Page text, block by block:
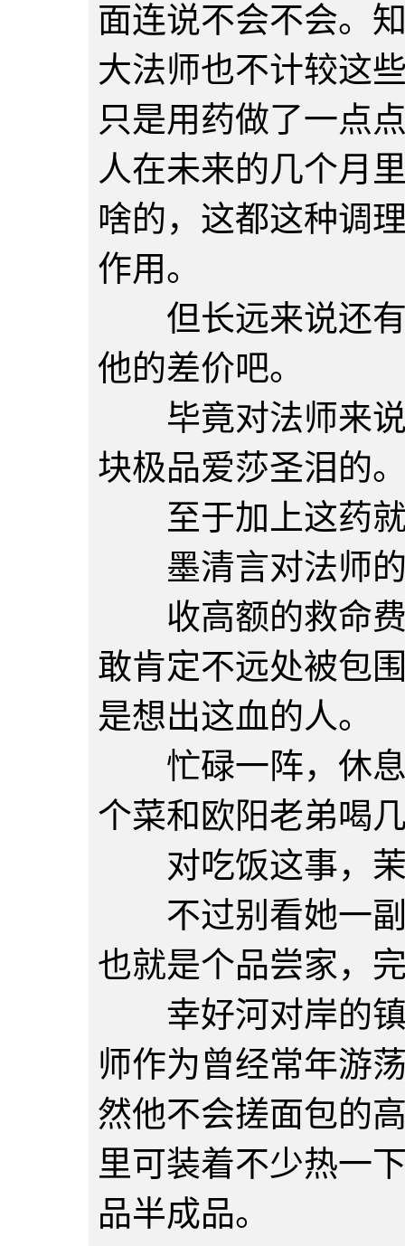
面连说不会不会。
大法师也不计较这
只是用药做了一点
人在未来的几个月
啥的，这都这种调
作用。
但长远来说还有
他的差价吧。
毕竟对法师来说
块极品爱莎圣泪的
至于加上这药就
墨清言对法师的
收高额的救命费
敢肯定不远处被包
是想出这血的人。
忙碌一阵，休息
个菜和欧阳老弟喝
对吃饭这事，茉
不过别看她一副
也就是个品尝家，
幸好河对岸的镇
师作为曾经常年游
然他不会搓面包的
里可装着不少热一
品半成品。